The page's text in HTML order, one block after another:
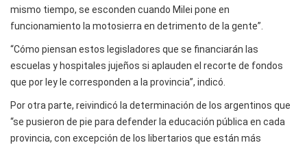
mismo tiempo, se esconden cuando Milei pone en
funcionamiento la motosierra en detrimento de la gente”.
“Cómo piensan estos legisladores que se financiarán las
escuelas y hospitales jujeños si aplauden el recorte de fondos
que por ley le corresponden a la provincia”, indicó.
Por otra parte, reivindicó la determinación de los argentinos que
“se pusieron de pie para defender la educación pública en cada
provincia, con excepción de los libertarios que están más